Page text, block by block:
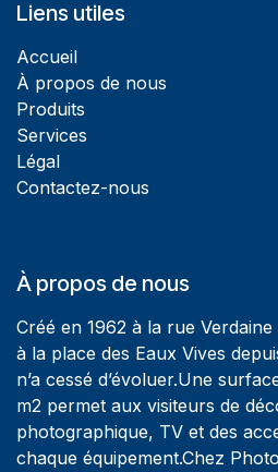
Liens utiles
Accueil
À propos de nous
Produits
Services
Légal
Contactez-nous
À propos de nous
Créé en 1962 à la rue
à la place des Eaux Vives
n’a cessé d’évoluer.Une
m2 permet aux visiteurs de
photographique, TV et des
chaque équipement.Chez